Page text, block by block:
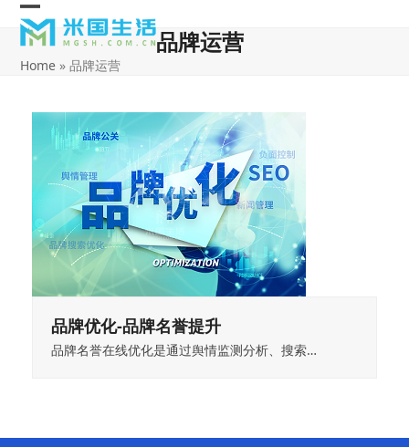
Skip
content
Open
mobile
Close
mobile
品牌运营
Home »品牌运营
品牌优化-品牌名誉提升
品牌名誉在线优化是通过舆情监测分析、搜索…